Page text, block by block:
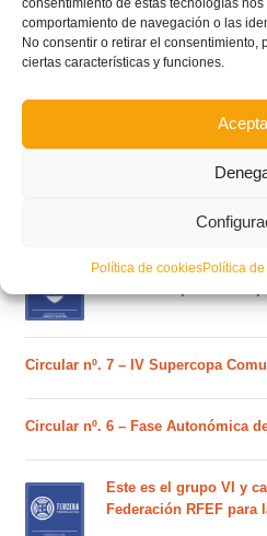
comportamiento de navegación o las
No consentir o retirar el consentimiento,
ciertas características y funciones.
Política de cookiesPolítica
Ferran Torres se da un
Estos son los dos
Circular nº. 7 – IV Supercopa
Circular nº. 6 – Fase Autonómica
Este es el grupo VI y
Federación RFEF para